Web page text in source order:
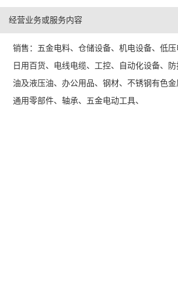
经营业务或服务内容
销售：五金电料、仓储设备、机电设备、低压
日用百货、电线电缆、工控、自动化设备、
油及液压油、办公用品、钢材、不锈钢有色
通用零部件、轴承、五金电动工具、